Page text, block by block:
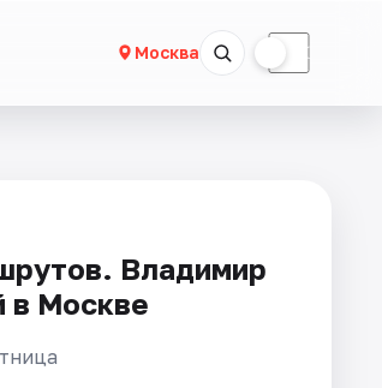
Москва ☾
Владимир
в Москве